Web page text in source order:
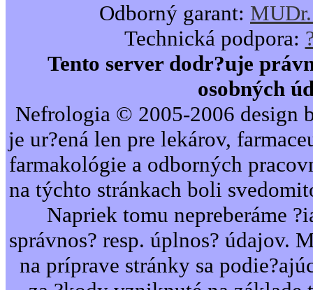
Odborný garant:
Technická podpora:
Tento server dodr?uje
osobných
Nefrologia © 2005-2006 design
je ur?ená len pre lekárov,
farmakológie a odborných
na týchto stránkach boli
Napriek tomu nepreberáme
správnos? resp. úplnos? údajov.
na príprave stránky sa